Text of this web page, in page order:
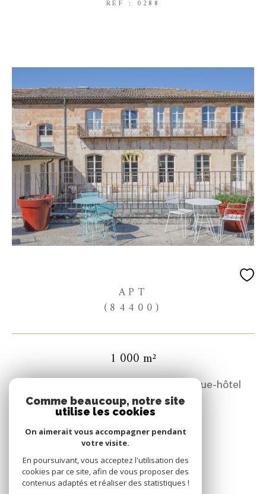
REF : 0288
APT
(84400)
1 000 m²
Le Carré, XVIIᵉ siècle : le futur boutique-hôtel
iconique du Luberon
REF : 0270
Comme beaucoup, notre site
utilise les cookies
On aimerait vous accompagner pendant
votre visite.
En poursuivant, vous acceptez l'utilisation des
cookies par ce site, afin de vous proposer des
contenus adaptés et réaliser des statistiques !